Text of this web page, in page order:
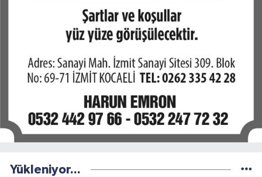
Yükleniyor...